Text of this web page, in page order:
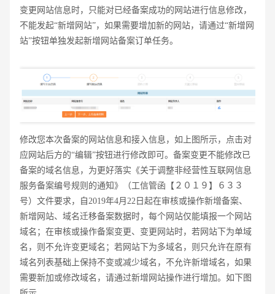
变更网站信息时，只能对已经备案成功的网站进行信息修改，
不能发起“新增网站”，如果需要增加新的网站，请通过“新增网
站”按钮单独发起新增网站备案订单任务。
修改您本次备案的网站信息和接入信息，如上图所示，点击对
应网站后方的“编辑”按钮进行修改即可。备案变更不能修改已
备案的域名信息，为更好落实《关于调整非经营性互联网信息
服务备案编号规则的通知》（工信管函【２０１９】６３３
号）文件要求，自2019年4月22日起在审核或操作新增备案、
新增网站、域名迁移备案数据时，每个网站仅能填报一个网站
域名；在审核或操作备案变更、变更网站时，若网站下为单域
名，则不允许变更域名；若网站下为多域名，则只允许在原有
域名列表基础上保持不变或减少域名，不允许新增域名，如果
需要新加或修改域名，请通过新增网站操作进行增加。如下图